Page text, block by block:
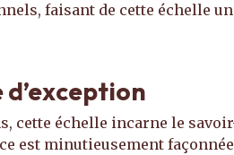
faisant de cette échelle
cette échelle incarne le
est minutieusement